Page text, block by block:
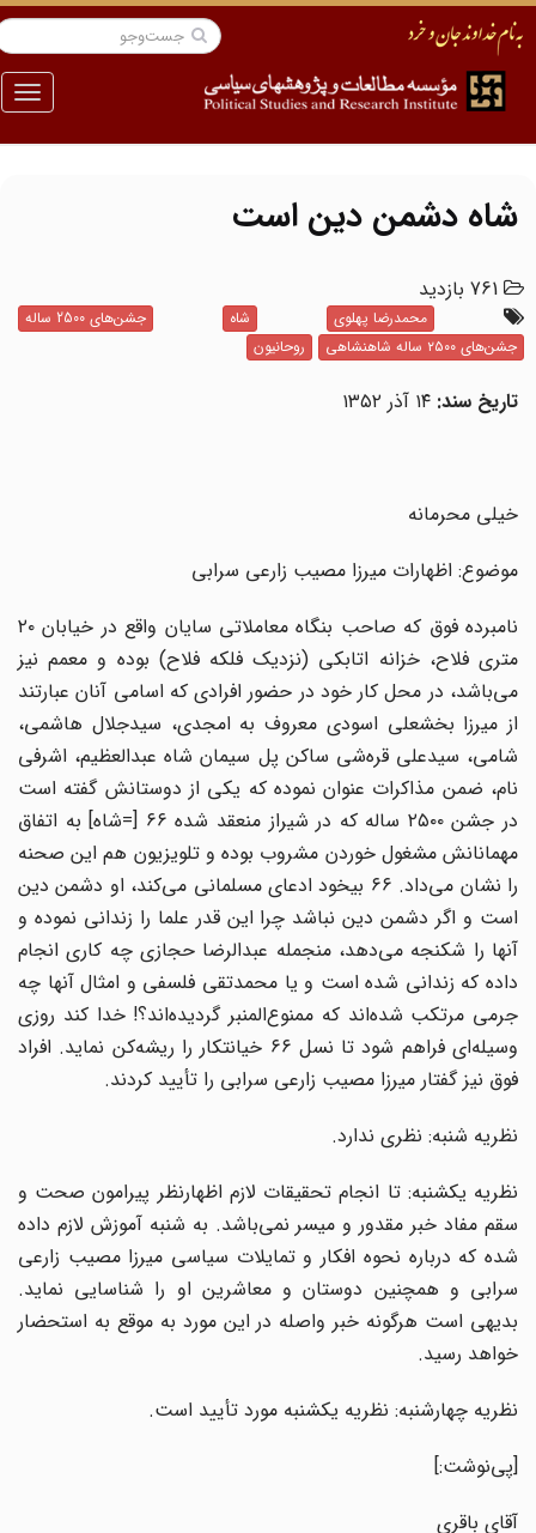
منو
شاه دشمن دین است
761 بازدید
محمدرضا پهلوی شاه
جشن‌های 2500 ساله
جشن‌های ۲۵۰۰ ساله شاهنشاهی
روحانیون
تاریخ سند:۱۴ آذر ۱۳۵۲
خیلی محرمانه
موضوع: اظهارات میرزا مصیب زارعی سرابی
نامبرده فوق که صاحب بنگاه معاملاتی سایان واقع در خیابان ۲۰
متری فلاح، خزانه اتابکی (نزدیک فلکه فلاح) بوده و معمم نیز
می‌باشد، در محل کار خود در حضور افرادی که اسامی آنان عبارتند
از میرزا بخشعلی اسودی معروف به امجدی، سیدجلال هاشمی،
شامی، سیدعلی قره‌شی ساکن پل سیمان شاه عبدالعظیم، اشرفی
نام، ضمن مذاکرات عنوان نموده که یکی از دوستانش گفته است
در جشن ۲۵۰۰ ساله که در شیراز منعقد شده ۶۶ [=شاه] به اتفاق
مهمانانش مشغول خوردن مشروب بوده و تلویزیون هم این صحنه
را نشان می‌داد. ۶۶ بیخود ادعای مسلمانی می‌کند، او دشمن دین
است و اگر دشمن دین نباشد چرا این قدر علما را زندانی نموده و
آنها را شکنجه می‌دهد، منجمله عبدالرضا حجازی چه کاری انجام
داده که زندانی شده است و یا محمدتقی فلسفی و امثال آنها چه
جرمی مرتکب شده‌اند که ممنوع‌المنبر گردیده‌اند؟! خدا کند روزی
وسیله‌ای فراهم شود تا نسل ۶۶ خیانتکار را ریشه‌کن نماید. افراد
فوق نیز گفتار میرزا مصیب زارعی سرابی را تأیید کردند.
نظریه شنبه: نظری ندارد.
نظریه یکشنبه: تا انجام تحقیقات لازم اظهارنظر پیرامون صحت و
سقم مفاد خبر مقدور و میسر نمی‌باشد. به شنبه آموزش لازم داده
شده که درباره نحوه افکار و تمایلات سیاسی میرزا مصیب زارعی
سرابی و همچنین دوستان و معاشرین او را شناسایی نماید.
بدیهی است هرگونه خبر واصله در این مورد به موقع به استحضار
خواهد رسید.
نظریه چهارشنبه: نظریه یکشنبه مورد تأیید است.
[پی‌نوشت:]
آقای باقری